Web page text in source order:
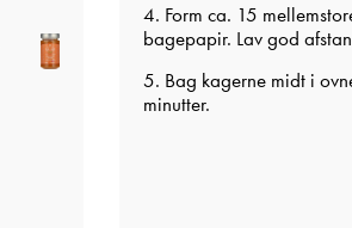
4. Form ca. 15
bagepapir. Lav god
5. Bag kagerne midt i
minutter.